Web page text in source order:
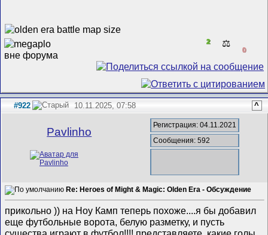
2 ⚖️
0
#922 10.11.2025, 07:58 ^
Pavlinho
Регистрация: 04.11.2021
Сообщения: 592
Re: Heroes of Might & Magic: Olden Era - Обсуждение
прикольно )) на Ноу Камп теперь похоже....я бы добавил
еще футбольные ворота, белую разметку, и пусть